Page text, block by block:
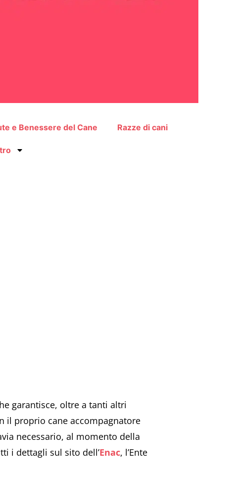
e Benessere del Cane Razze di cani
garantisce, oltre a tanti altri
il proprio cane accompagnatore
necessario, al momento della
i dettagli sul sito dell’Enac, l’Ente